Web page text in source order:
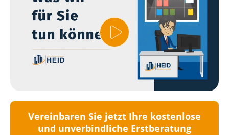
Vereinbaren Sie jetzt Ihre kostenlose
und unverbindliche Erstberatung